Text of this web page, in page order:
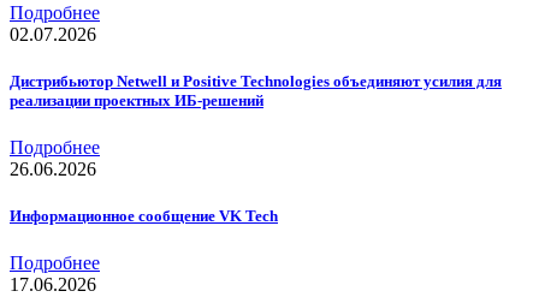
Подробнее
02.07.2026
Дистрибьютор Netwell и Positive Technologies объединяют усилия для
реализации проектных ИБ-решений
Подробнее
26.06.2026
Информационное сообщение VK Tech
Подробнее
17.06.2026